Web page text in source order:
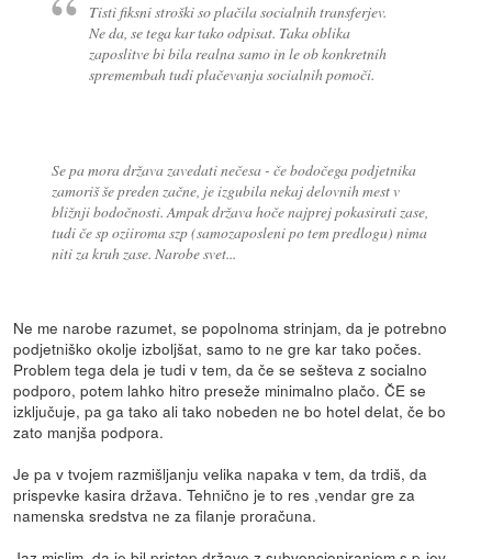
Tisti fiksni stroški so plačila socialnih transferjev.
Ne da, se tega kar tako odpisat. Taka oblika
zaposlitve bi bila realna samo in le ob konkretnih
spremembah tudi plačevanja socialnih pomoči.
Se pa mora država zavedati nečesa - če bodočega podjetnika
zamoriš še preden začne, je izgubila nekaj delovnih mest v
bližnji bodočnosti. Ampak država hoče najprej pokasirati zase,
tudi če sp oziiroma szp (samozaposleni po tem predlogu) nima
niti za kruh zase. Narobe svet...
Ne me narobe razumet, se popolnoma strinjam, da je potrebno
podjetniško okolje izboljšat, samo to ne gre kar tako počes.
Problem tega dela je tudi v tem, da če se sešteva z socialno
podporo, potem lahko hitro preseže minimalno plačo. ČE se
izključuje, pa ga tako ali tako nobeden ne bo hotel delat, če bo
zato manjša podpora.
Je pa v tvojem razmišljanju velika napaka v tem, da trdiš, da
prispevke kasira država. Tehnično je to res ,vendar gre za
namenska sredstva ne za filanje proračuna.